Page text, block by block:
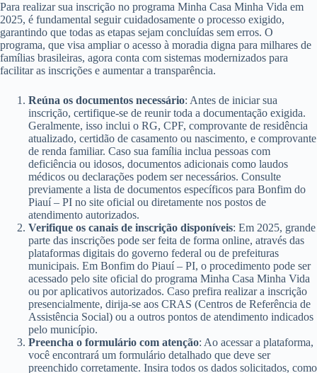
Para realizar sua inscrição no programa Minha Casa Minha Vida em
2025, é fundamental seguir cuidadosamente o processo exigido,
garantindo que todas as etapas sejam concluídas sem erros. O
programa, que visa ampliar o acesso à moradia digna para milhares de
famílias brasileiras, agora conta com sistemas modernizados para
facilitar as inscrições e aumentar a transparência.
Reúna os documentos necessário: Antes de iniciar sua
inscrição, certifique-se de reunir toda a documentação exigida.
Geralmente, isso inclui o RG, CPF, comprovante de residência
atualizado, certidão de casamento ou nascimento, e comprovante
de renda familiar. Caso sua família inclua pessoas com
deficiência ou idosos, documentos adicionais como laudos
médicos ou declarações podem ser necessários. Consulte
previamente a lista de documentos específicos para Bonfim do
Piauí – PI no site oficial ou diretamente nos postos de
atendimento autorizados.
Verifique os canais de inscrição disponíveis: Em 2025, grande
parte das inscrições pode ser feita de forma online, através das
plataformas digitais do governo federal ou de prefeituras
municipais. Em Bonfim do Piauí – PI, o procedimento pode ser
acessado pelo site oficial do programa Minha Casa Minha Vida
ou por aplicativos autorizados. Caso prefira realizar a inscrição
presencialmente, dirija-se aos CRAS (Centros de Referência de
Assistência Social) ou a outros pontos de atendimento indicados
pelo município.
Preencha o formulário com atenção: Ao acessar a plataforma,
você encontrará um formulário detalhado que deve ser
preenchido corretamente. Insira todos os dados solicitados, como